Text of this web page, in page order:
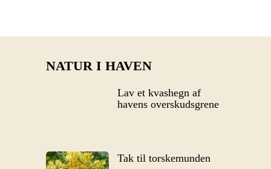
NATUR I HAVEN
Lav et kvashegn af
havens overskudsgrene
Tak til torskemunden